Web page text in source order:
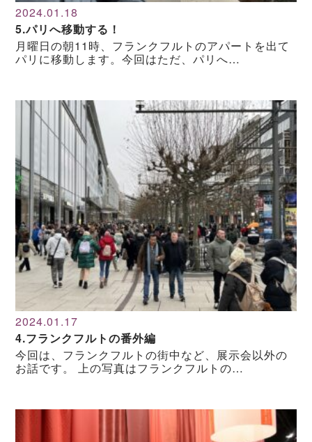
2024.01.18
5.パリへ移動する！
月曜日の朝11時、フランクフルトのアパートを出て
パリに移動します。今回はただ、パリへ…
2024.01.17
4.フランクフルトの番外編
今回は、フランクフルトの街中など、展示会以外の
お話です。 上の写真はフランクフルトの…